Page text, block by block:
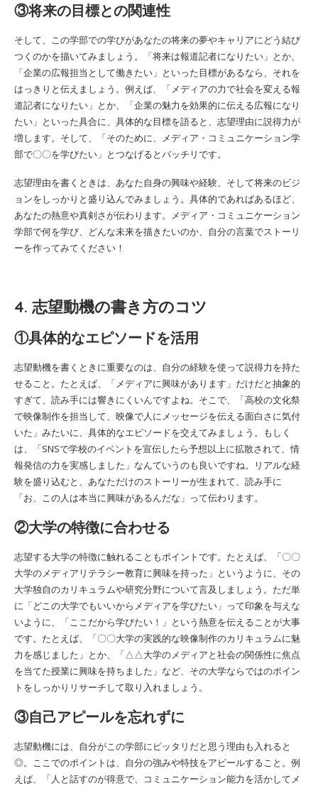
③将来の目標との関連性
そして、この学部での学びがあなたの将来の夢やキャリアにどう結び
つくのかを描いてみましょう。「将来は報道記者になりたい」とか、
「企業の広報担当として働きたい」といった目標があるなら、それを
はっきりと伝えましょう。例えば、「メディアの力で社会を変える報
道記者になりたい」とか、「企業の魅力を効果的に伝える広報になり
たい」といった具合に、具体的な目標を語ると、志望理由に説得力が
増します。そして、「そのために、メディア・コミュニケーション学
部で〇〇を学びたい」とつなげるとバッチリです。
志望理由を書くときは、あなた自身の興味や経験、そして将来のビジ
ョンをしっかりと盛り込んでみましょう。具体的であればあるほど、
あなたの熱意や真剣さが伝わります。メディア・コミュニケーション
学部で何を学び、どんな未来を描きたいのか、自分の言葉でストーリ
ーを作ってみてください！
4. 志望動機の書き方のコツ
①具体的なエピソードを活用
志望動機を書くときに重要なのは、自分の経験を使って説得力を持た
せること。たとえば、「メディアに興味があります」だけだと抽象的
すぎて、読み手には響きにくいんですよね。そこで、「高校の文化祭
で映像制作を担当して、映像で人にメッセージを伝える面白さに気付
いた」みたいに、具体的なエピソードを交えてみましょう。もしく
は、「SNSで学校のイベントを宣伝したら予想以上に拡散されて、情
報発信の力を実感しました」なんていうのも良いですね。リアルな経
験を盛り込むと、あなただけのストーリーが生まれて、読み手に
「お、この人は本当に興味があるんだな」って伝わります。
②大学の特徴に合わせる
志望する大学の特徴に触れることもポイントです。たとえば、「〇〇
大学のメディアリテラシー教育に興味を持った」というように、その
大学独自のカリキュラムや研究分野について言及しましょう。ただ単
に「どこの大学でもいいからメディアを学びたい」って印象を与えな
いように、「ここだから学びたい！」という熱意を伝えることが大事
です。たとえば、「〇〇大学の実践的な映像制作のカリキュラムに魅
力を感じました」とか、「△△大学のメディアと社会の関係性に焦点
を当てた授業に興味を持ちました」など、その大学ならではのポイン
トをしっかりリサーチして取り入れましょう。
③自己アピールを忘れずに
志望動機には、自分がこの学部にピッタリだと思う理由も入れると
◎。ここでのポイントは、自分の強みや特技をアピールすること。例
えば、「人と話すのが得意で、コミュニケーション能力を活かしてメ